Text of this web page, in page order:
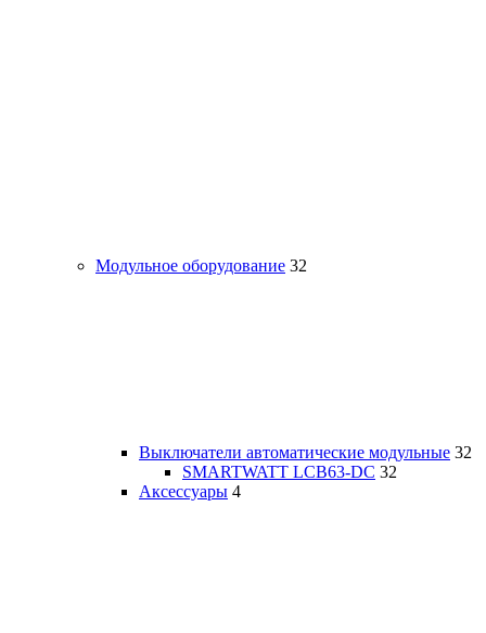
Модульное оборудование 32
Выключатели автоматические модульные 32
SMARTWATT LCB63-DC 32
Аксессуары 4